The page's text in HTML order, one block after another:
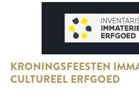
KRONINGSFEESTEN
CULTUREEL ERFGOED